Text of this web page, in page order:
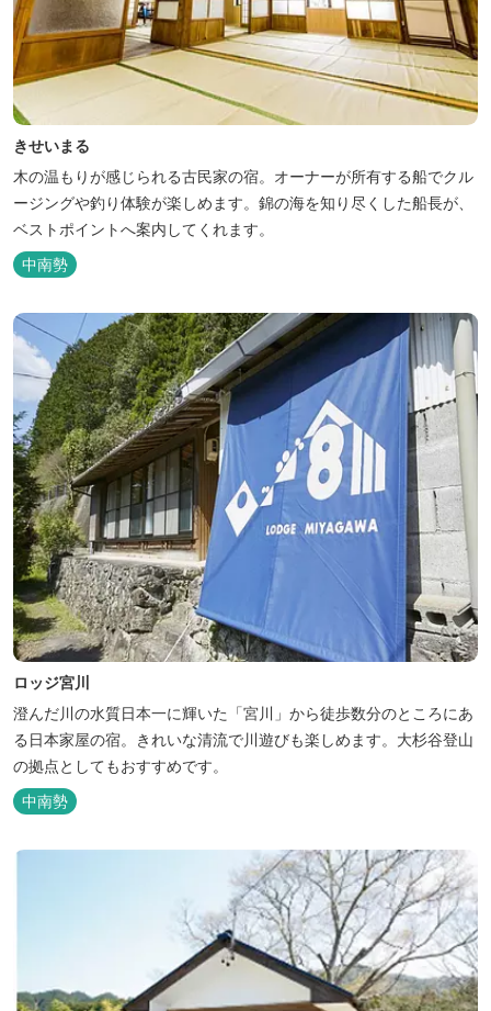
きせいまる
木の温もりが感じられる古民家の宿。オーナーが所有する船でクル
ージングや釣り体験が楽しめます。錦の海を知り尽くした船長が、
ベストポイントへ案内してくれます。
中南勢
ロッジ宮川
澄んだ川の水質日本一に輝いた「宮川」から徒歩数分のところにあ
る日本家屋の宿。きれいな清流で川遊びも楽しめます。大杉谷登山
の拠点としてもおすすめです。
中南勢